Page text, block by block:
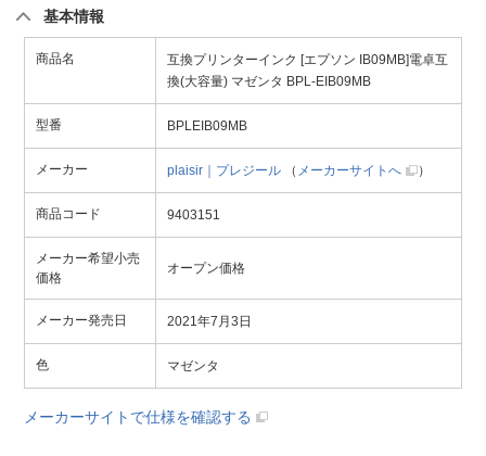
基本情報
商品名
互換プリンターインク [エプソン IB09MB]電卓互
換(大容量) マゼンタ BPL-EIB09MB
型番 BPLEIB09MB
メーカー plaisir｜プレジール （ メーカーサイトへ ）
商品コード 9403151
メーカー希望小売
価格
オープン価格
メーカー発売日 2021年7月3日
色 マゼンタ
メーカーサイトで仕様を確認する